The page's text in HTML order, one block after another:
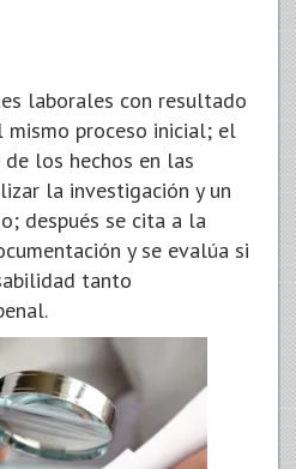
laborales con resultado
mismo proceso inicial; el
los hechos en las
la investigación y un
después se cita a la
y se evalúa si
tanto